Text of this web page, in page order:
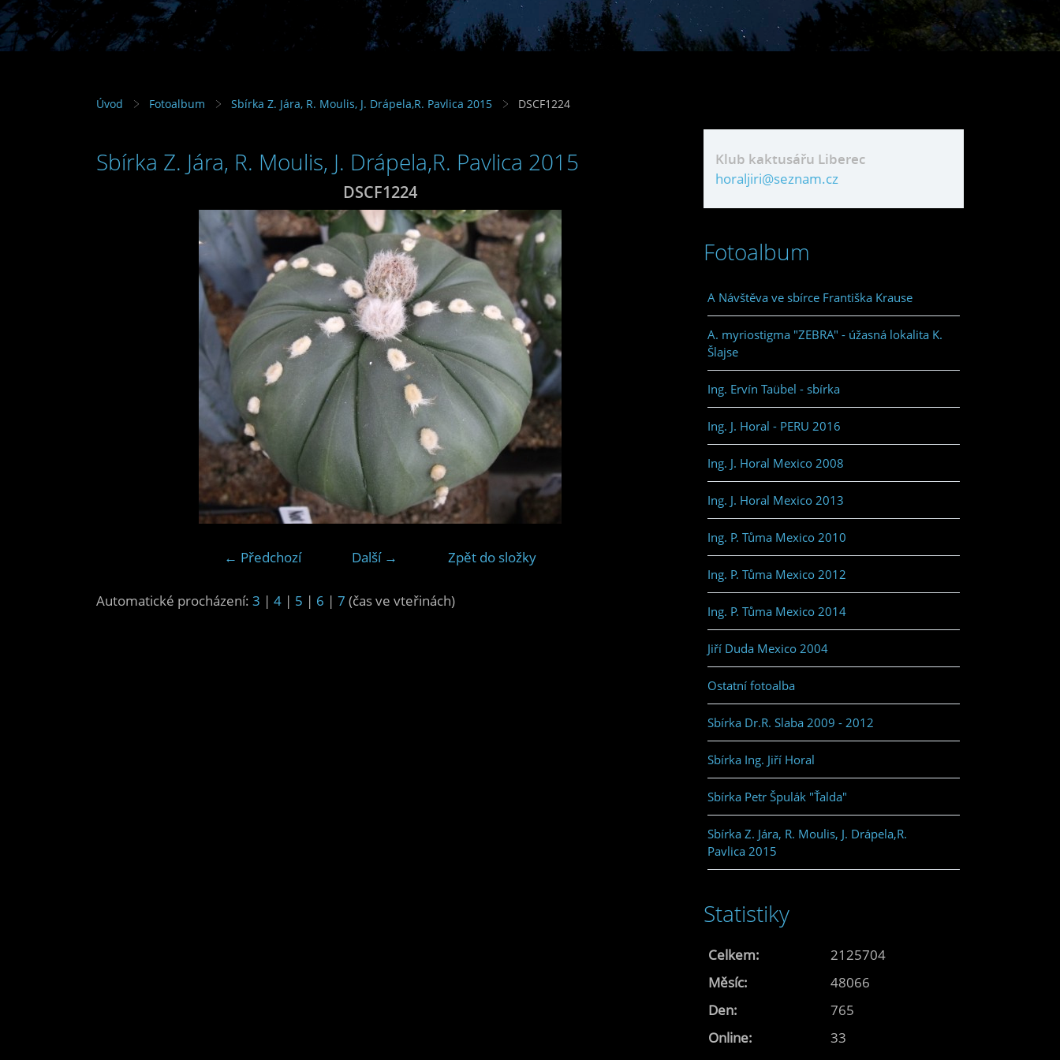
Úvod Fotoalbum Sbírka Z. Jára, R. Moulis, J. Drápela,R. Pavlica 2015 DSCF1224
Sbírka Z. Jára, R. Moulis, J. Drápela,R. Pavlica 2015
DSCF1224
← Předchozí Další → Zpět do složky
Automatické procházení: 3 | 4 | 5 | 6 | 7 (čas ve vteřinách)
Klub kaktusářu Liberec
horaljiri@seznam.cz
Fotoalbum
A Návštěva ve sbírce Františka Krause
A. myriostigma "ZEBRA" - úžasná lokalita K.
Šlajse
Ing. Ervín Taübel - sbírka
Ing. J. Horal - PERU 2016
Ing. J. Horal Mexico 2008
Ing. J. Horal Mexico 2013
Ing. P. Tůma Mexico 2010
Ing. P. Tůma Mexico 2012
Ing. P. Tůma Mexico 2014
Jiří Duda Mexico 2004
Ostatní fotoalba
Sbírka Dr.R. Slaba 2009 - 2012
Sbírka Ing. Jiří Horal
Sbírka Petr Špulák "Ťalda"
Sbírka Z. Jára, R. Moulis, J. Drápela,R.
Pavlica 2015
Statistiky
Online: 33
Celkem:
2125704
Měsíc:
48066
Den:
765